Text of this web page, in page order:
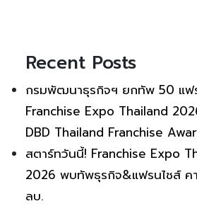
Recent Posts
กรมพัฒนาธุรกิจฯ ยกทัพ 50 แฟ
Franchise Expo Thailand
DBD Thailand Franchise
สตาร์ทวันนี้! Franchise Expo
2026 พบทัพธุรกิจ&แฟรนไชส์ ค
ลบ.